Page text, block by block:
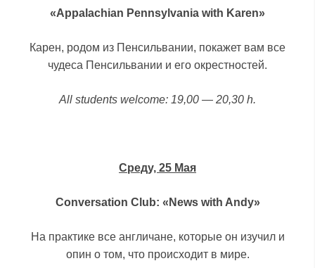
«Appalachian Pennsylvania with Karen»
Карен, родом из Пенсильвании, покажет вам все
чудеса Пенсильвании и его окрестностей.
All students welcome: 19,00 — 20,30 h.
Среду, 25 Мая
Conversation Club: «News with Andy»
На практике все англичане, которые он изучил и
опин о том, что происходит в мире.